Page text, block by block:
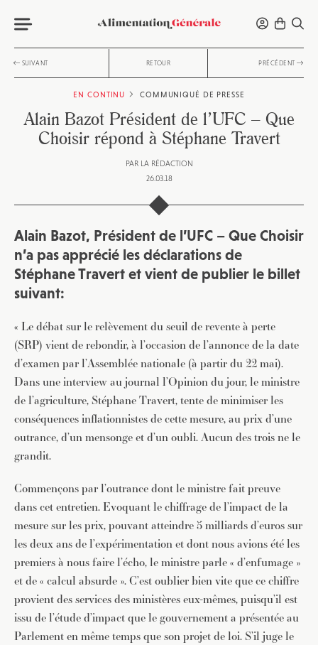
SUIVANT RETOUR PRÉCÉDENT
EN CONTINU COMMUNIQUÉ DE PRESSE
Alain Bazot Président de l’UFC – Que
Choisir répond à Stéphane Travert
PAR LA RÉDACTION
26.03.18
Alain Bazot, Président de l’UFC – Que Choisir
n’a pas apprécié les déclarations de
Stéphane Travert et vient de publier le billet
suivant:
« Le débat sur le relèvement du seuil de revente à perte
(SRP) vient de rebondir, à l’occasion de l’annonce de la date
d’examen par l’Assemblée nationale (à partir du 22 mai).
Dans une interview au journal l’Opinion du jour, le ministre
de l’agriculture, Stéphane Travert, tente de minimiser les
conséquences inflationnistes de cette mesure, au prix d’une
outrance, d’un mensonge et d’un oubli. Aucun des trois ne le
grandit.
Commençons par l’outrance dont le ministre fait preuve
dans cet entretien. Evoquant le chiffrage de l’impact de la
mesure sur les prix, pouvant atteindre 5 milliards d’euros sur
les deux ans de l’expérimentation et dont nous avions été les
premiers à nous faire l’écho, le ministre parle « d’enfumage »
et de « calcul absurde ». C’est oublier bien vite que ce chiffre
provient des services des ministères eux-mêmes, puisqu’il est
issu de l’étude d’impact que le gouvernement a présentée au
Parlement en même temps que son projet de loi. S’il juge le